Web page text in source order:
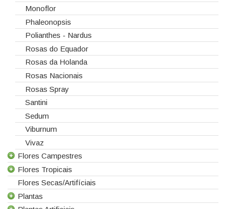
Monoflor
Phaleonopsis
Polianthes - Nardus
Rosas do Equador
Rosas da Holanda
Rosas Nacionais
Rosas Spray
Santini
Sedum
Viburnum
Vivaz
Flores Campestres
Todas as Flores Campestres
Anigozanthos
Alstroemeria
Flores Tropicais
Todas as Flores Tropicais
Alpinias
Flores Secas/Artifíciais
Plantas